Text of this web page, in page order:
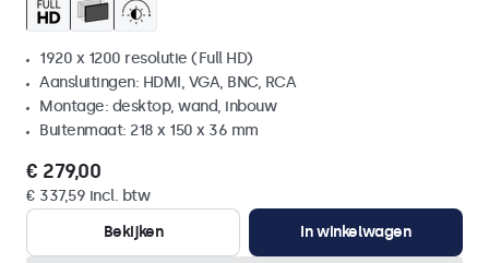
1920 x 1200 resolutie (Full HD)
Aansluitingen: HDMI, VGA, BNC, RCA
Montage: desktop, wand, inbouw
Buitenmaat: 218 x 150 x 36 mm
€ 279,00
€ 337,59 incl. btw
Bekijken
In winkelwagen